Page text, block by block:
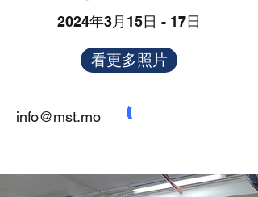
2024年3月15日 - 17日
看更多照片
info@mst.mo